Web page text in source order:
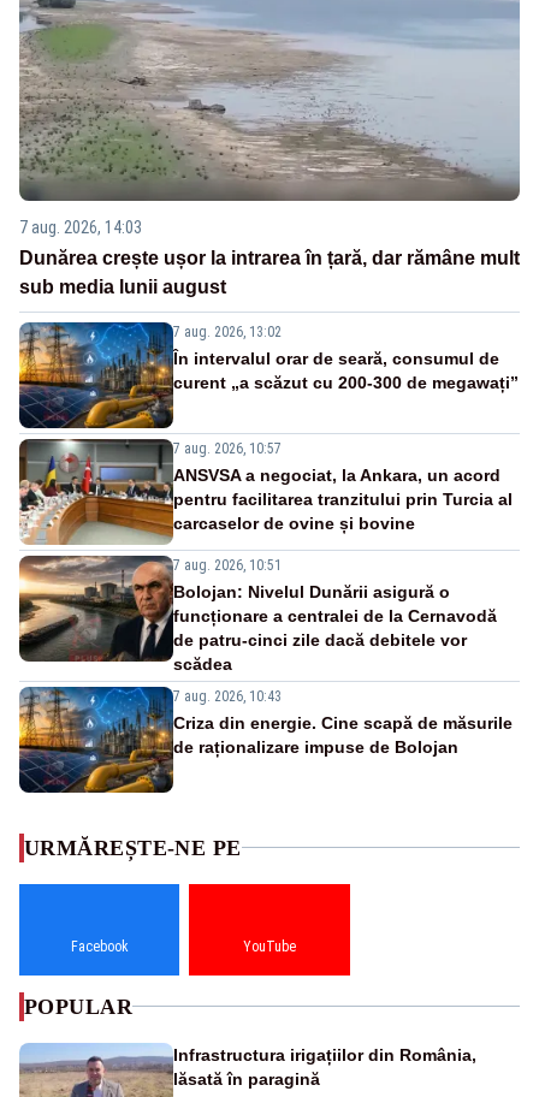
7 aug. 2026, 14:03
Dunărea crește ușor la intrarea în țară, dar rămâne mult
sub media lunii august
7 aug. 2026, 13:02
În intervalul orar de seară, consumul de
curent „a scăzut cu 200-300 de megawați”
7 aug. 2026, 10:57
ANSVSA a negociat, la Ankara, un acord
pentru facilitarea tranzitului prin Turcia al
carcaselor de ovine și bovine
7 aug. 2026, 10:51
Bolojan: Nivelul Dunării asigură o
funcționare a centralei de la Cernavodă
de patru-cinci zile dacă debitele vor
scădea
7 aug. 2026, 10:43
Criza din energie. Cine scapă de măsurile
de raționalizare impuse de Bolojan
URMĂREȘTE-NE PE
Facebook YouTube
POPULAR
Infrastructura irigațiilor din România,
lăsată în paragină